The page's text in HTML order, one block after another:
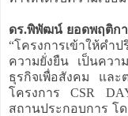
ดร.พิพัฒน์ ยอดพฤติก
“โครงการเข้าให้คำ
ความยั่งยืน เป็นควา
ธุรกิจเพื่อสังคม และ
โครงการ CSR
สถานประกอบการ โ